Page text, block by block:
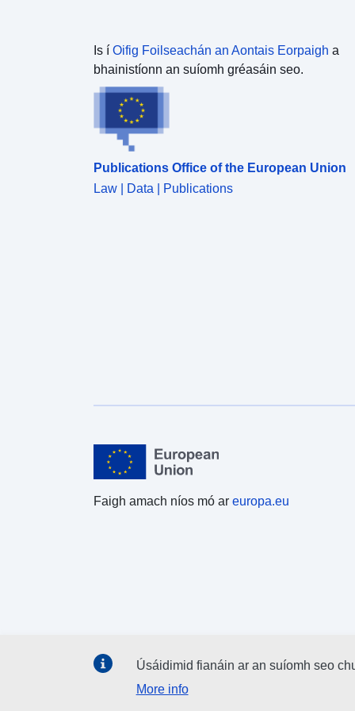
Is í Oifig Foilseachán an Aontais Eorpaigh a
bhainistíonn an suíomh gréasáin seo.
Publications Office of the European Union
Law | Data | Publications
Faigh amach níos mó ar europa.eu
Úsáidimid fianáin ar an suíomh seo
More info